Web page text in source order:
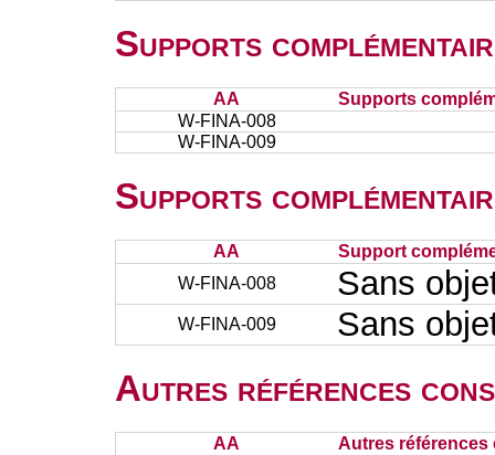
Supports
AA
Supports
W-FINA-008
W-FINA-009
Supports
AA
Support
W-FINA-008
Sans
W-FINA-009 Sans
Autres références
AA Autres références